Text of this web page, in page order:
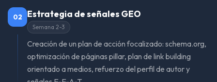
02 Estrategia de señales GEO
Semana 2-3
Creación de un plan de acción focalizado: schema.org,
optimización de páginas pillar, plan de link building
orientado a medios, refuerzo del perfil de autor y